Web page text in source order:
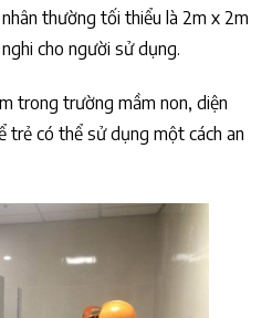
thường tối thiểu là 2m x 2m
cho người sử dụng.
trong trường mầm non, diện
trẻ có thể sử dụng một cách an